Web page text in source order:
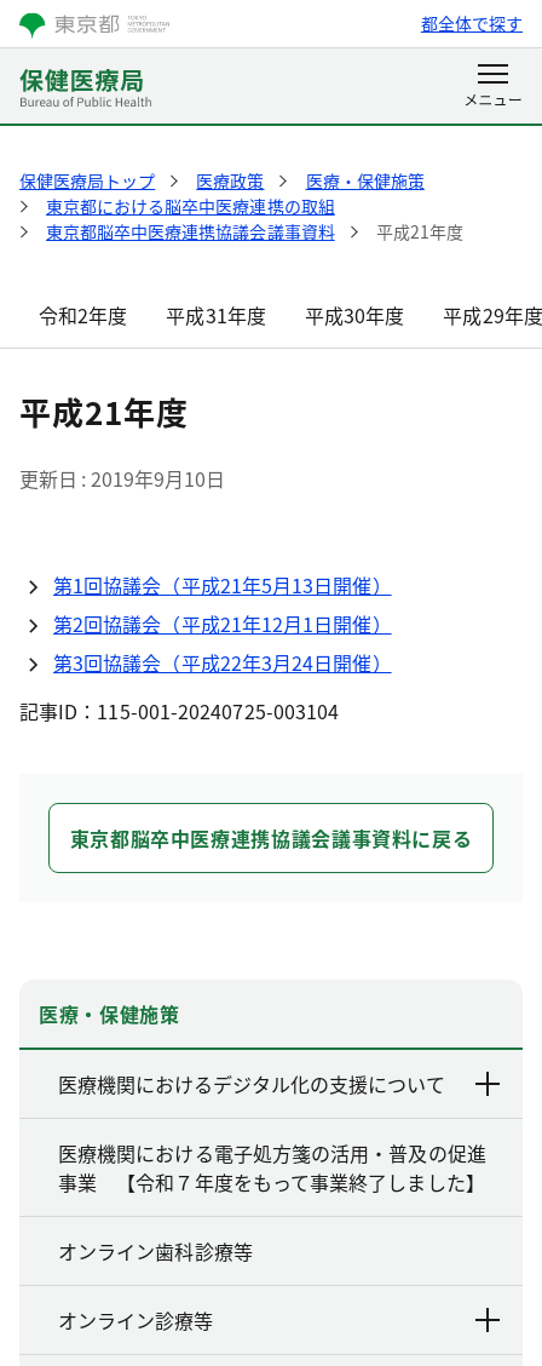
都全体で探す
保健医療局トップ 医療政策
医療・保健施策
東京都における脳卒中医療連携の取組
東京都脳卒中医療連携協議会議事資料
平成21年度
令和2年度 平成31年度 平成30年度 平成29年度
平成21年度
更新日 2019年9月10日
第1回協議会（平成21年5月13日開催）
第2回協議会（平成21年12月1日開催）
第3回協議会（平成22年3月24日開催）
記事ID：115-001-20240725-003104
東京都脳卒中医療連携協議会議事資料に戻る
医療・保健施策
医療機関におけるデジタル化の支援について
医療機関における電子処方箋の活用・普及の促進
事業 【令和７年度をもって事業終了しました】
オンライン歯科診療等
オンライン診療等